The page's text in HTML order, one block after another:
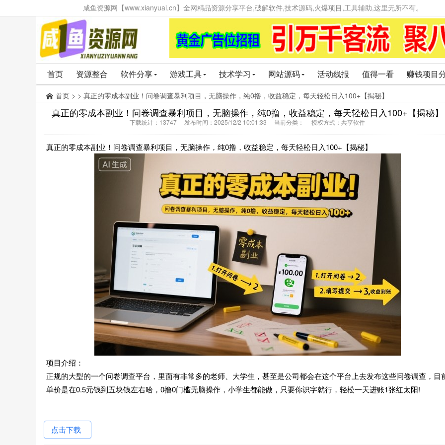
咸鱼资源网【www.xianyuai.cn】全网精品资源分享平台,破解软件,技术源码,火爆项目,工具辅助,这里无所不有。
首页 资源整合 软件分享 游戏工具 技术学习 网站源码 活动线报 值得一看 赚钱项目
首页 > > 真正的零成本副业！问卷调查暴利项目，无脑操作，纯0撸，收益稳定，每天轻松日入100+【揭秘】
真正的零成本副业！问卷调查暴利项目，无脑操作，纯0撸，收益稳定，每天轻松日入100+【揭秘】
下载统计：13747 发布时间：2025/12/2 10:01:33 当前分类： 授权方式：共享软件
真正的零成本副业！问卷调查暴利项目，无脑操作，纯0撸，收益稳定，每天轻松日入100+【揭秘】
项目介绍：
正规的大型的一个问卷调查平台，里面有非常多的老师、大学生，甚至是公司都会在这个平台上去发布这些问卷调查，目
单价是在0.5元钱到五块钱左右哈，0撸0门槛无脑操作，小学生都能做，只要你识字就行，轻松一天进账1张红太阳!
点击下载